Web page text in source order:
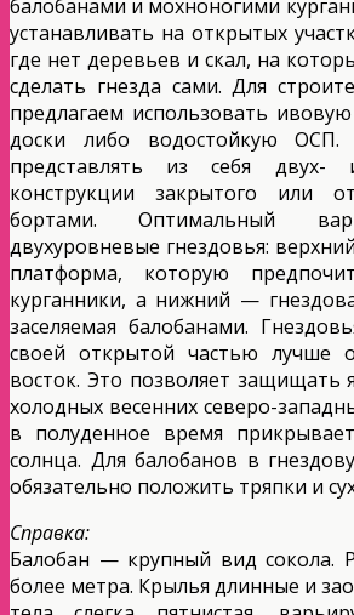
балобанами и мохноногими
устанавливать на открытых
где нет деревьев и скал, на
сделать гнезда сами. Для
предлагаем использовать
доски либо водостойкую ОСП.
представлять из себя двух-
конструкции закрытого или
бортами. Оптимальный
двухуровневые гнездовья:
платформа, которую
курганники, а нижний —
заселяемая балобанами.
своей открытой частью лучше
восток. Это позволяет защищать
холодных весенних северо-
в полуденное время
солнца. Для балобанов в
обязательно положить тряпки и
Справка:
Балобан — крупный вид сокола.
более метра. Крылья длинные и